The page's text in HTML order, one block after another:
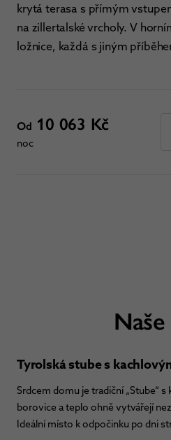
krytá terasa s přímým
na zillertalské vrcholy. V
ložnice, každá s jiným
Od 10 063 Kč
noc
Tyrolská stube s
Srdcem domu je tradiční „Stube“
borovice a teplo ohně vytvářejí
Ideální místo k odpočinku po dni